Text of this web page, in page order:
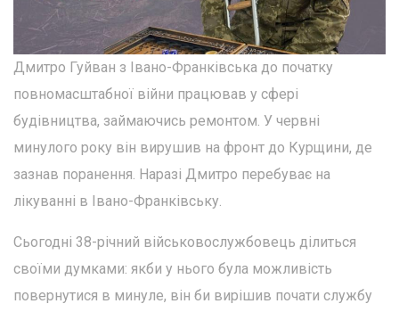
Дмитро Гуйван з Івано-Франківська до початку
повномасштабної війни працював у сфері
будівництва, займаючись ремонтом. У червні
минулого року він вирушив на фронт до Курщини, де
зазнав поранення. Наразі Дмитро перебуває на
лікуванні в Івано-Франківську.
Сьогодні 38-річний військовослужбовець ділиться
своїми думками: якби у нього була можливість
повернутися в минуле, він би вирішив почати службу